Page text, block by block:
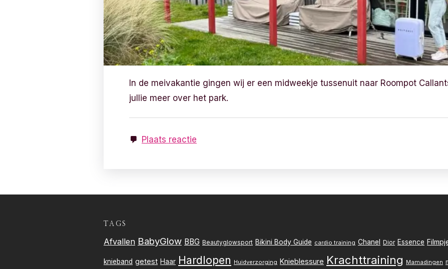
In de meivakantie gingen wij er een midweekje tussenuit naar Roompot
jullie meer over het park.
Plaats reactie
TAGS
Afvallen BabyGlow BBG Beautyglowsport Bikini Body Guide cardio training Chanel Dior Essence
knieband getest Haar Hardlopen Huidverzorging Knieblessure Krachttraining Mamadingen